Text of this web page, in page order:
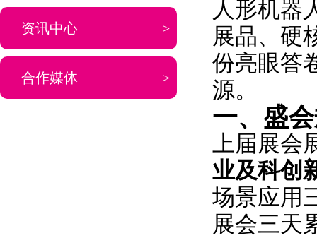
资讯中心 >
合作媒体 >
人形机器
展品、硬
份亮眼答
源。
一、盛
上届展会
业及科创
场景应用
展会三天